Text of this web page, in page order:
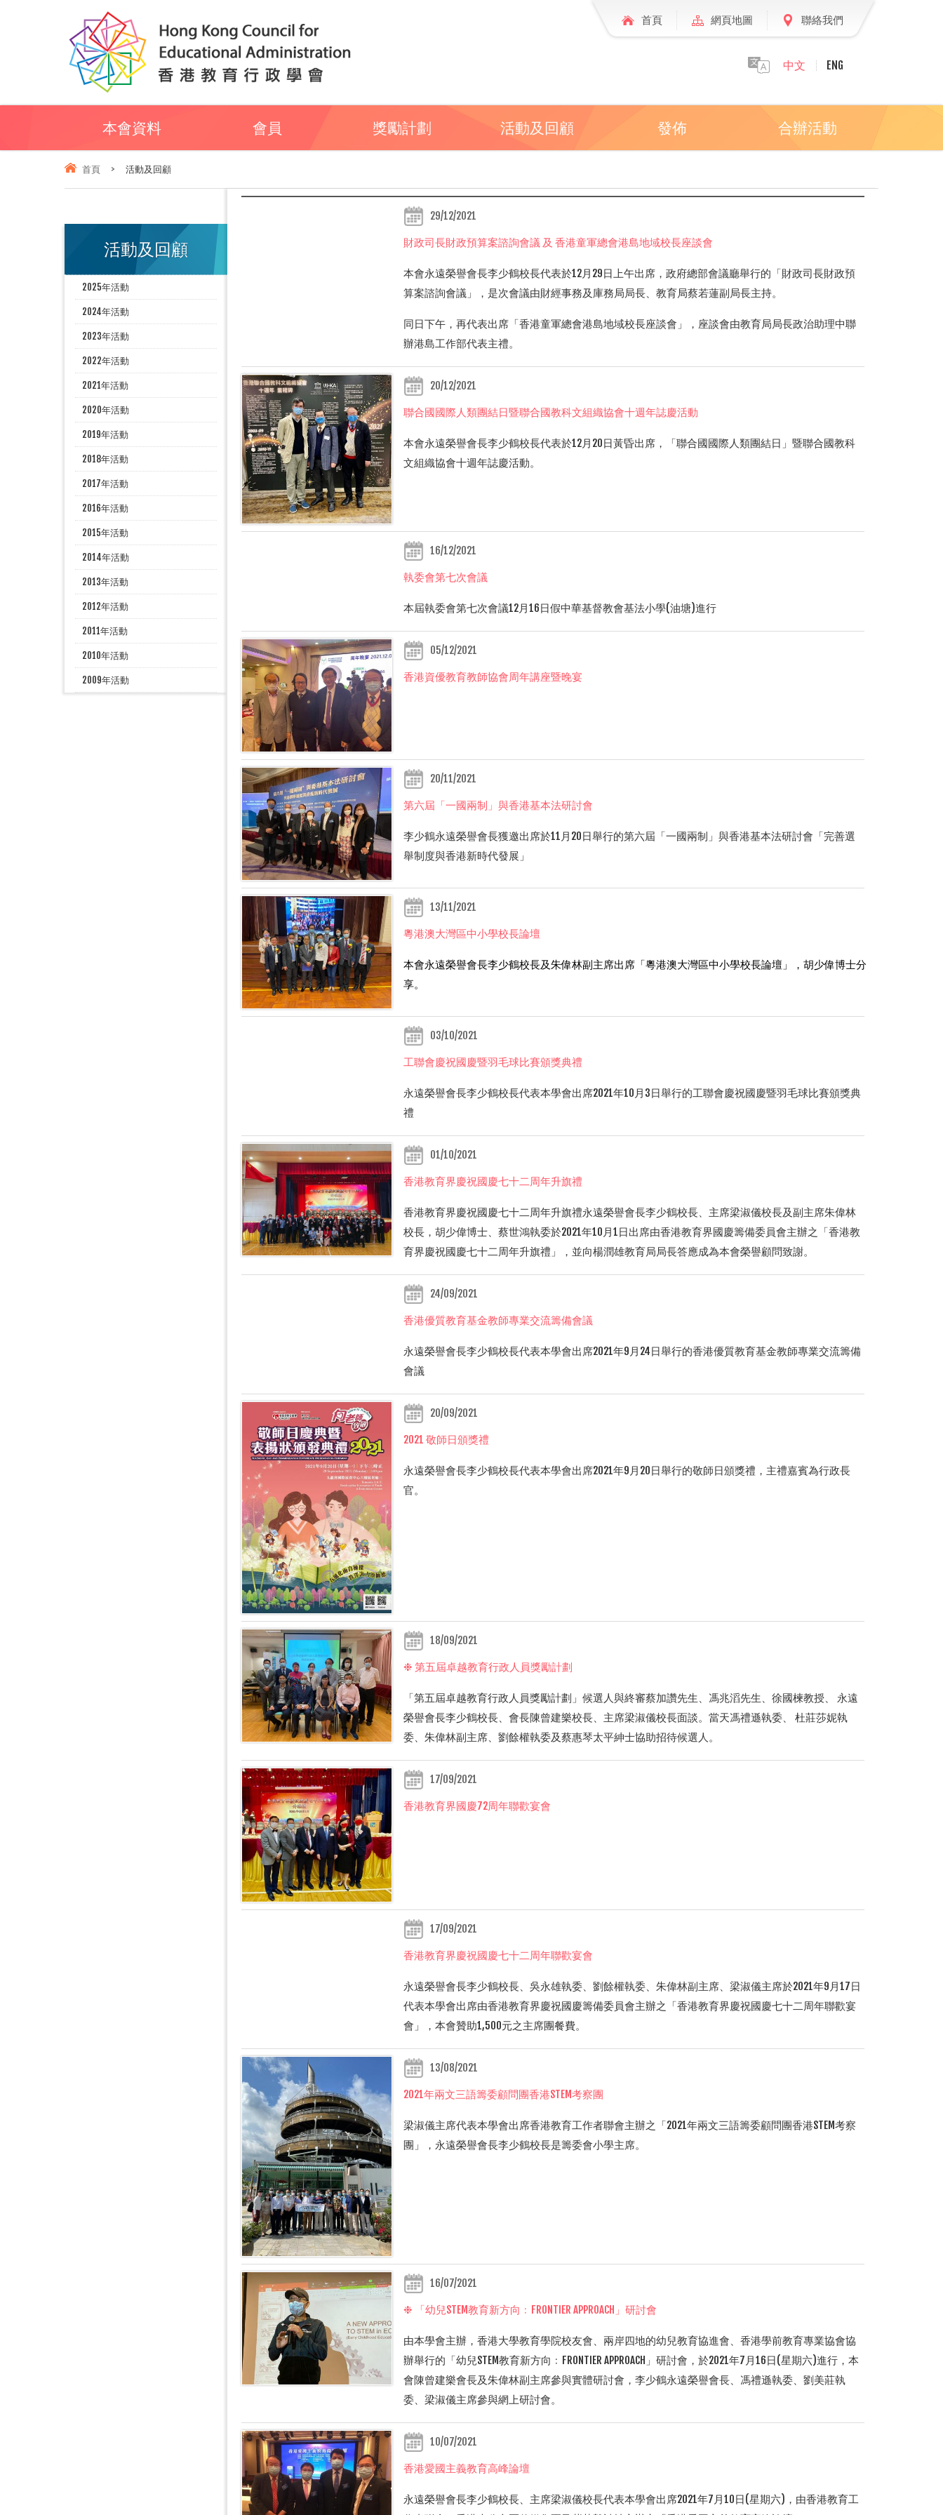
首頁 網頁地圖 聯絡我們
中文 ENG
本會資料 會員 獎勵計劃 活動及回顧 發佈 合辦活動
首頁 > 活動及回顧
活動及回顧
2025年活動
2024年活動
2023年活動
2022年活動
2021年活動
2020年活動
2019年活動
2018年活動
2017年活動
2016年活動
2015年活動
2014年活動
2013年活動
2012年活動
2011年活動
2010年活動
2009年活動
29/12/2021
財政司長財政預算案諮詢會議 及 香港童軍總會港島地域校長座談會
本會永遠榮譽會長李少鶴校長代表於12月29日上午出席，政府總部會議廳舉行的「財政司長財政預
算案諮詢會議」，是次會議由財經事務及庫務局局長、教育局蔡若蓮副局長主持。
同日下午，再代表出席「香港童軍總會港島地域校長座談會」，座談會由教育局局長政治助理中聯
辦港島工作部代表主禮。
20/12/2021
聯合國國際人類團結日暨聯合國教科文組織協會十週年誌慶活動
本會永遠榮譽會長李少鶴校長代表於12月 20日黃昏出席，「聯合國國際人類團結日」暨聯合國教科
文組織協會十週年誌慶活動。
16/12/2021
執委會第七次會議
本屆執委會第七次會議12月16日假中華基督教會基法小學(油塘)進行
05/12/2021
香港資優教育教師協會周年講座暨晚宴
20/11/2021
第六屆「一國兩制」與香港基本法研討會
李少鶴永遠榮譽會長獲邀出席於11月20日舉行的第六屆「一國兩制」與香港基本法研討會「完善選
舉制度與香港新時代發展」
13/11/2021
粵港澳大灣區中小學校長論壇
本會永遠榮譽會長李少鶴校長及朱偉林副主席出席「粵港澳大灣區中小學校長論壇」，胡少偉博士分
享。
03/10/2021
工聯會慶祝國慶暨羽毛球比賽頒獎典禮
永遠榮譽會長李少鶴校長代表本學會出席2021年10月3日舉行的工聯會慶祝國慶暨羽毛球比賽頒獎典
禮
01/10/2021
香港教育界慶祝國慶七十二周年升旗禮
香港教育界慶祝國慶七十二周年升旗禮永遠榮譽會長李少鶴校長、主席梁淑儀校長及副主席朱偉林
校長，胡少偉博士、蔡世鴻執委於2021年10月1日出席由香港教育界國慶籌備委員會主辦之「香港教
育界慶祝國慶七十二周年升旗禮」，並向楊潤雄教育局局長答應成為本會榮譽顧問致謝。
24/09/2021
香港優質教育基金教師專業交流籌備會議
永遠榮譽會長李少鶴校長代表本學會出席2021年9 月 24日舉行的香港優質教育基金教師專業交流籌備
會議
20/09/2021
2021 敬師日頒獎禮
永遠榮譽會長李少鶴校長代表本學會出席2021年9月20日舉行的敬師日頒獎禮，主禮嘉賓為行政長
官。
18/09/2021
❉ 第五屆卓越教育行政人員獎勵計劃
「第五屆卓越教育行政人員獎勵計劃」候選人與終審蔡加讚先生、馮兆滔先生、徐國楝教授、 永遠
榮譽會長李少鶴校長、會長陳曾建樂校長、主席梁淑儀校長面談。當天馮禮遜執委、 杜莊莎妮執
委、朱偉林副主席、劉餘權執委及蔡惠琴太平紳士協助招待候選人。
17/09/2021
香港教育界國慶72周年聯歡宴會
17/09/2021
香港教育界慶祝國慶七十二周年聯歡宴會
永遠榮譽會長李少鶴校長、吳永雄執委、劉餘權執委、朱偉林副主席、梁淑儀主席於2021年9月17日
代表本學會出席由香港教育界慶祝國慶籌備委員會主辦之「香港教育界慶祝國慶七十二周年聯歡宴
會」，本會贊助1,500元之主席團餐費。
13/08/2021
2021年兩文三語籌委顧問團香港STEM考察團
梁淑儀主席代表本學會出席香港教育工作者聯會主辦之「2021年兩文三語籌委顧問團香港STEM考察
團」，永遠榮譽會長李少鶴校長是籌委會小學主席。
16/07/2021
❉ 「幼兒STEM教育新方向﹕FRONTIER APPROACH」研討會
由本學會主辦，香港大學教育學院校友會、兩岸四地的幼兒教育協進會、香港學前教育專業協會協
辦舉行的「幼兒STEM教育新方向﹕FRONTIER APPROACH」研討會，於2021年7月16日(星期六)進行，本
會陳曾建樂會長及朱偉林副主席參與實體研討會，李少鶴永遠榮譽會長、馮禮遜執委、劉美莊執
委、梁淑儀主席參與網上研討會。
10/07/2021
香港愛國主義教育高峰論壇
永遠榮譽會長李少鶴校長、主席梁淑儀校長代表本學會出席2021年7月10日(星期六)，由香港教育工